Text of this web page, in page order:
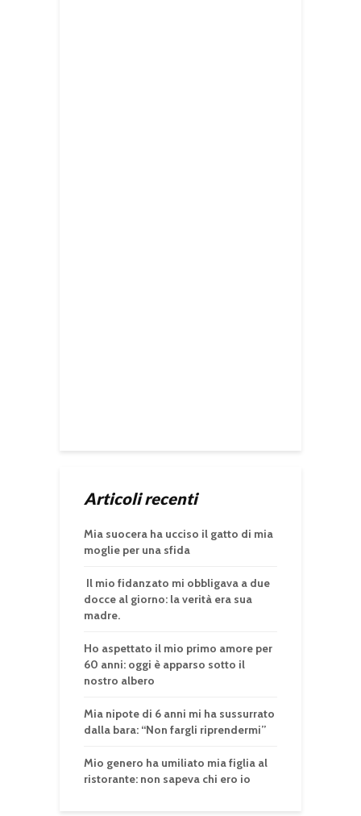
Articoli recenti
Mia suocera ha ucciso il gatto di mia
moglie per una sfida
Il mio fidanzato mi obbligava a due
docce al giorno: la verità era sua
madre.
Ho aspettato il mio primo amore per
60 anni: oggi è apparso sotto il
nostro albero
Mia nipote di 6 anni mi ha sussurrato
dalla bara: “Non fargli riprendermi”
Mio genero ha umiliato mia figlia al
ristorante: non sapeva chi ero io